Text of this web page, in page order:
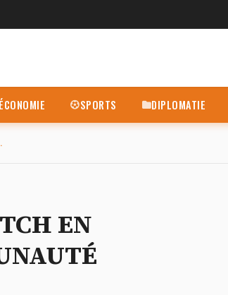
ÉCONOMIE SPORTS DIPLOMATIE
LA COMMUNAUT...
EN